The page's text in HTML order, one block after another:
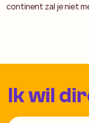
continent zal je niet
Ik wil